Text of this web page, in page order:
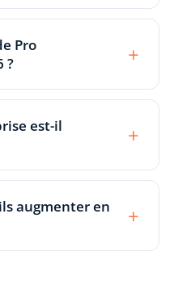
Pro
?
+
est-il
+
augmenter en
+